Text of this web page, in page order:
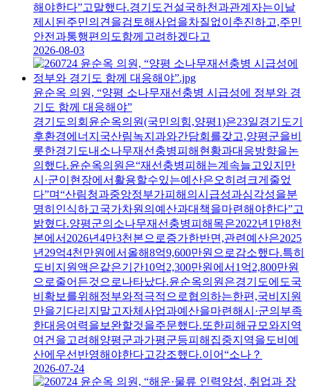
해야한다”고말했다.경기도건설국하천과관계자는이날
제시된주민의견을검토해사업을차질없이추진하고,주민
안전과통행편의도함께고려하겠다고
2026-08-03
윤순옥 의원, “양평 소나무재선충병 시급성에 정부와 경
기도 함께 대응해야”
경기도의회윤순옥의원(국민의힘,양평1)은23일경기도기
후환경에너지국산림녹지과와간담회를갖고,양평군을비
롯한경기도내소나무재선충병피해현황과대응방향을논
의했다.윤순옥의원은“재선충병피해는계속늘고있지만
시·군이현장에서활용할수있는예산은오히려크게줄었
다”며“산림청과중앙정부가피해의시급성과심각성을분
명히인식하고국가차원의예산과대책을마련해야한다”고
밝혔다.양평군의소나무재선충병피해목은2022년1만8천
본에서2026년4만3천본으로증가한반면,관련예산은2025
년29억4천만원에서올해8억9,600만원으로감소했다.특히
도비지원액은같은기간10억2,300만원에서1억2,800만원
으로줄어든것으로나타났다.윤순옥의원은경기도에도국
비확보를위해정부와적극적으로협의하는한편,국비지원
만을기다리지말고자체사업과예산을마련해시·군의부족
한대응여력을보완할것을주문했다.또한피해규모와지역
여건을고려해양평군과가평군등피해집중지역을도비예
산에우선반영해야한다고강조했다.이어“소나？
2026-07-24